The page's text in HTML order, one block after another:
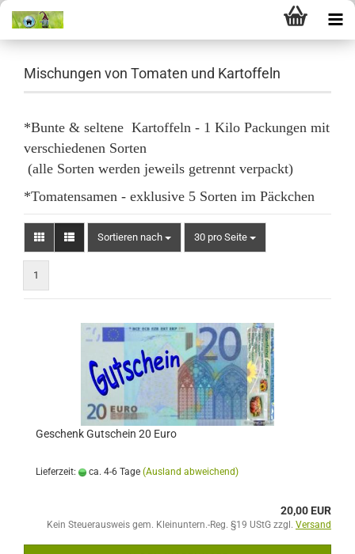
Mischungen von Tomaten und Kartoffeln
*Bunte & seltene Kartoffeln - 1 Kilo Packungen mit
verschiedenen Sorten
(alle Sorten werden jeweils getrennt verpackt)
*Tomatensamen - exklusive 5 Sorten im Päckchen
Sortieren nach
Sortieren nach 30 pro Seite
pro Seite
1
Geschenk Gutschein 20 Euro
Lieferzeit: ca. 4-6 Tage (Ausland abweichend)
20,00 EUR
Kein Steuerausweis gem. Kleinuntern.-Reg. §19 UStG zzgl. Versand